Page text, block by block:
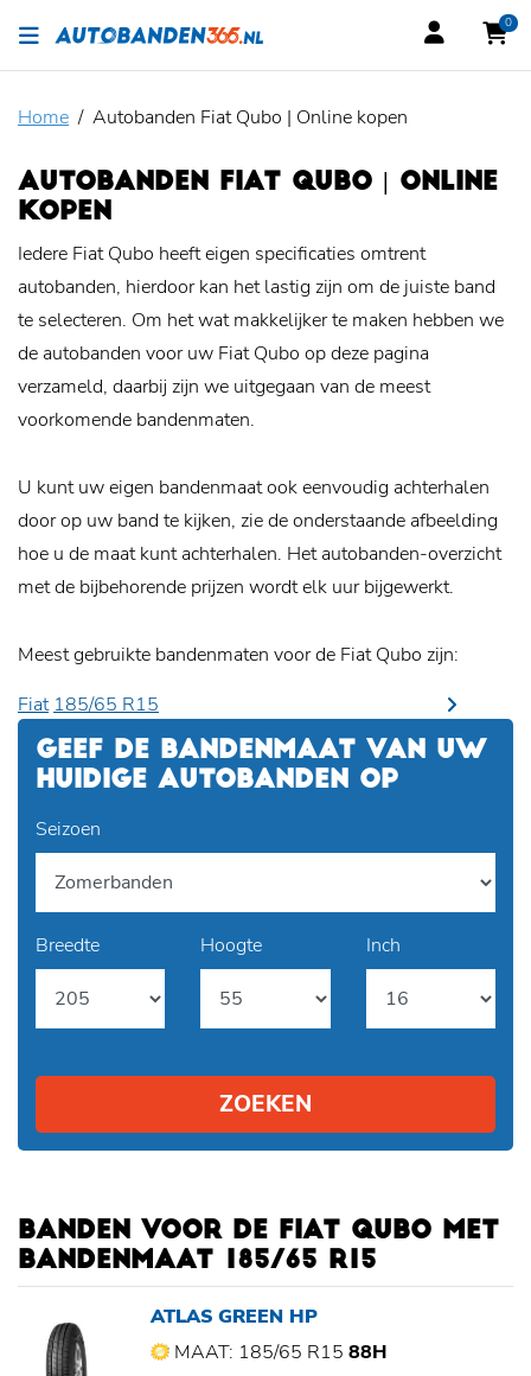
0
Home Autobanden Fiat Qubo | Online kopen
AUTOBANDEN FIAT QUBO | ONLINE
KOPEN
Iedere Fiat Qubo heeft eigen specificaties omtrent
autobanden, hierdoor kan het lastig zijn om de juiste band
te selecteren. Om het wat makkelijker te maken hebben we
de autobanden voor uw Fiat Qubo op deze pagina
verzameld, daarbij zijn we uitgegaan van de meest
voorkomende bandenmaten.
U kunt uw eigen bandenmaat ook eenvoudig achterhalen
door op uw band te kijken, zie de onderstaande afbeelding
hoe u de maat kunt achterhalen. Het autobanden-overzicht
met de bijbehorende prijzen wordt elk uur bijgewerkt.
Meest gebruikte bandenmaten voor de Fiat Qubo zijn:
Fiat 185/65 R15
GEEF DE BANDENMAAT VAN UW
HUIDIGE AUTOBANDEN OP
Seizoen
Breedte Hoogte Inch
ZOEKEN
BANDEN VOOR DE FIAT QUBO MET
BANDENMAAT 185/65 R15
ATLAS GREEN HP
MAAT: 185/65 R15 88H